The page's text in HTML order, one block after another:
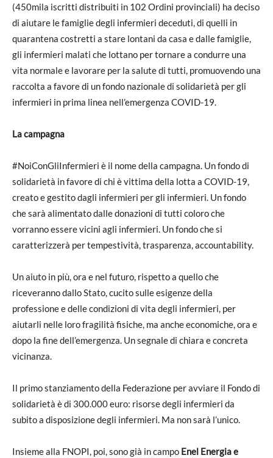
(450mila iscritti distribuiti in 102 Ordini provinciali) ha deciso
di aiutare le famiglie degli infermieri deceduti, di quelli in
quarantena costretti a stare lontani da casa e dalle famiglie,
gli infermieri malati che lottano per tornare a condurre una
vita normale e lavorare per la salute di tutti, promuovendo una
raccolta a favore di un fondo nazionale di solidarietà per gli
infermieri in prima linea nell’emergenza COVID-19.
La campagna
#NoiConGliInfermieri è il nome della campagna. Un fondo di
solidarietà in favore di chi è vittima della lotta a COVID-19,
creato e gestito dagli infermieri per gli infermieri. Un fondo
che sarà alimentato dalle donazioni di tutti coloro che
vorranno essere vicini agli infermieri. Un fondo che si
caratterizzerà per tempestività, trasparenza, accountability.
Un aiuto in più, ora e nel futuro, rispetto a quello che
riceveranno dallo Stato, cucito sulle esigenze della
professione e delle condizioni di vita degli infermieri, per
aiutarli nelle loro fragilità fisiche, ma anche economiche, ora e
dopo la fine dell’emergenza. Un segnale di chiara e concreta
vicinanza.
Il primo stanziamento della Federazione per avviare il Fondo di
solidarietà è di 300.000 euro: risorse degli infermieri da
subito a disposizione degli infermieri. Ma non sarà l’unico.
Insieme alla FNOPI, poi, sono già in campo Enel Energia e